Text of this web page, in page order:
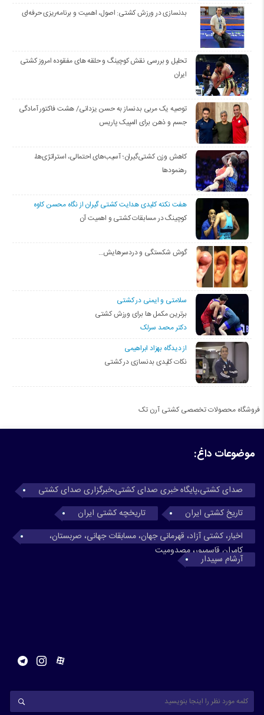
بدنسازی در ورزش کشتی: اصول، اهمیت و برنامه‌ریزی حرفه‌ای
تحلیل و بررسی نقش کوچینگ و حلقه های مفقوده امروز کشتی
ایران
توصیه یک مربی بدنساز به حسن یزدانی/ هشت فاکتور آمادگی
جسم و ذهن برای المپیک پاریس
کاهش وزن کشتی‌گیران؛ آسیب‌های احتمالی، استراتژی‌ها،
رهنمودها
هفت نکته کلیدی هدایت کشتی گیران از نگاه محسن کاوه
کوچینگ در مسابقات کشتی و اهمیت آن
گوش شکستگی و دردسرهایش…
سلامتی و ایمنی در کشتی
برترین مکمل ها برای ورزش کشتی
دکتر محمد سرلک
از دیدگاه بهزاد ابراهیمی
نکات کلیدی بدنسازی در کشتی
فروشگاه محصولات تخصصی کشتی آرن تک
موضوعات داغ:
صدای کشتی،پایگاه خبری صدای کشتی،خبرگزاری صدای کشتی
تاریخ کشتی ایران
تاریخچه کشتی ایران
اخبار، کشتی آزاد، قهرمانی جهان، مسابقات جهانی، صربستان،
کامران قاسمپور، مصدومیت
آرشام سپیدار